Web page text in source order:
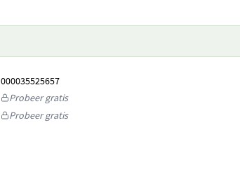
000035525657
Probeer gratis
Probeer gratis